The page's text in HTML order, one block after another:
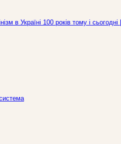
в Україні 100 років тому і